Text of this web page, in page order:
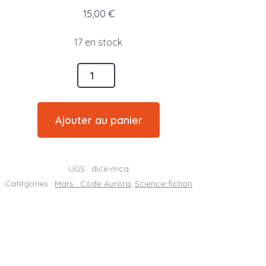
15,00 €
17 en stock
Ajouter au panier
UGS : dice-mca
Catégories : Mars : Code Aurora,Science-fiction